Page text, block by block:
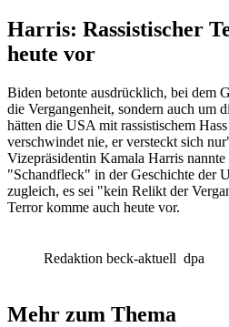
Harris: Rassistischer
heute vor
Biden betonte ausdrücklich, bei dem
die Vergangenheit, sondern auch um
hätten die USA mit rassistischem
verschwindet nie, er versteckt sich
Vizepräsidentin Kamala Harris
"Schandfleck" in der Geschichte der
zugleich, es sei "kein Relikt der
Terror komme auch heute vor.
Redaktion beck-aktuell dpa
Mehr zum Thema